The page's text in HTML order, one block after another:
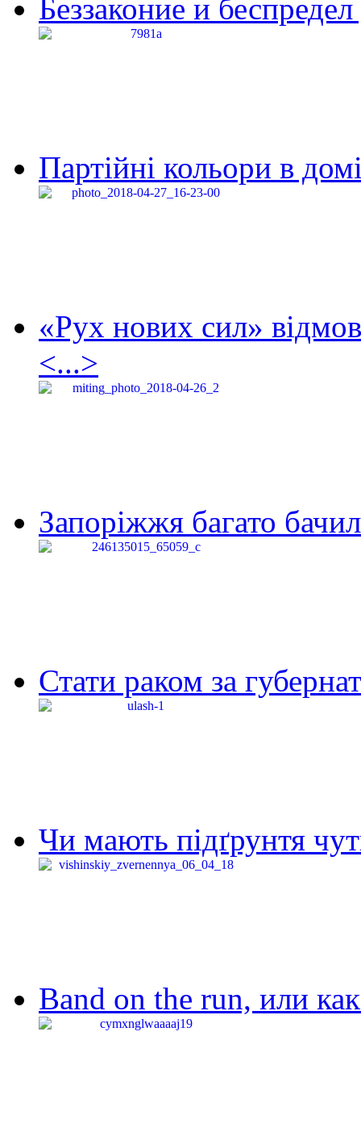
Беззаконие и
Партійні кольори в
«Рух нових сил»
<...>
Запоріжжя багато
Стати раком за
Чи мають підґрунтя
Band on the run, или